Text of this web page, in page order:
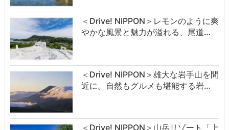
＜Drive! NIPPON＞レモンのように爽
やかな風景と魅力が溢れる、尾道…
＜Drive! NIPPON＞雄大な岩手山を間
近に。自然もグルメも堪能する岩…
＜Drive! NIPPON＞山岳リゾート「上